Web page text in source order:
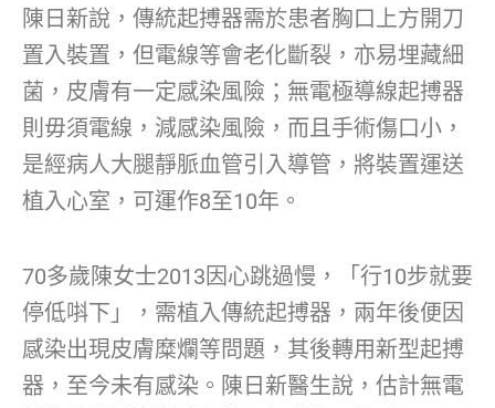
陳日新說，傳統起搏器需於患者胸口上方開刀
置入裝置，但電線等會老化斷裂，亦易埋藏細
菌，皮膚有一定感染風險；無電極導線起搏器
則毋須電線，減感染風險，而且手術傷口小，
是經病人大腿靜脈血管引入導管，將裝置運送
植入心室，可運作8至10年。
70多歲陳女士2013因心跳過慢，「行10步就要
停低唞下」，需植入傳統起搏器，兩年後便因
感染出現皮膚糜爛等問題，其後轉用新型起搏
器，至今未有感染。陳日新醫生說，估計無電